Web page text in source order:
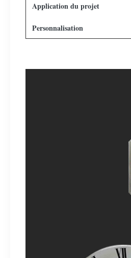
Application du projet
Personnalisation